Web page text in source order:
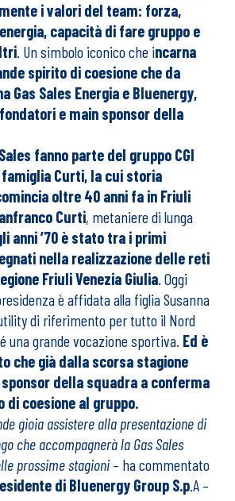
i valori del team: forza,
capacità di fare gruppo e
. Un simbolo iconico che incarna
spirito di coesione che da
Gas Sales Energia e Bluenergy,
e main sponsor della
fanno parte del gruppo CGI
Curti, la cui storia
oltre 40 anni fa in Friuli
Curti, metaniere di lunga
anni ’70 è stato tra i primi
nella realizzazione delle reti
Friuli Venezia Giulia. Oggi
è affidata alla figlia Susanna
di riferimento per tutto il Nord
una grande vocazione sportiva. Ed è
che già dalla scorsa stagione
della squadra a conferma
di coesione al gruppo.
gioia assistere alla presentazione di
che accompagnerà la Gas Sales
prossime stagioni– ha commentato
di Bluenergy Group S.p.A –